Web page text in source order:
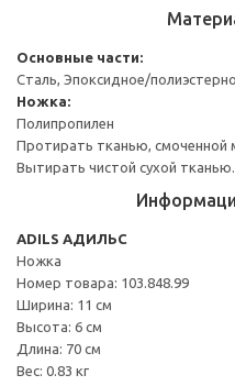
Основные части:
Сталь, Эпоксидное/
Ножка:
Полипропилен
Протирать тканью,
Вытирать чистой сухой тканью.
ADILS АДИЛЬС
Ножка
Номер товара: 103.848.99
Ширина: 11 см
Высота: 6 см
Длина: 70 см
Вес: 0.83 кг